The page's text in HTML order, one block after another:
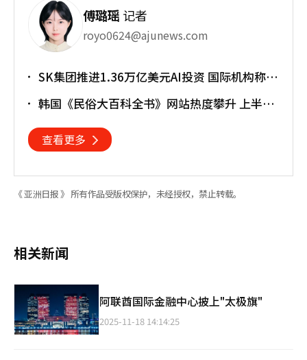
傅璐瑶 记者
royo0624@ajunews.com
SK集团推进1.36万亿美元AI投资 国际机构称将
韩国《民俗大百科全书》网站热度攀升 上半年
查看更多
《 亚洲日报 》 所有作品受版权保护，未经授权，禁止转载。
相关新闻
阿联酋国际金融中心披上"太极旗"
2025-11-18 14:14:25